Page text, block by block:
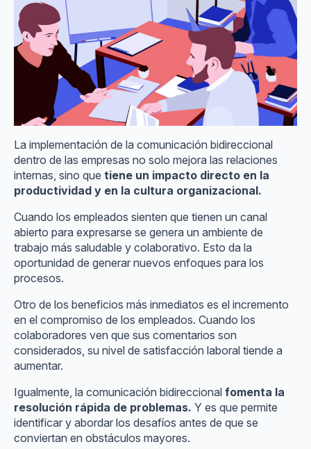
La implementación de la comunicación bidireccional
dentro de las empresas no solo mejora las relaciones
internas, sino que tiene un impacto directo en la
productividad y en la cultura organizacional.
Cuando los empleados sienten que tienen un canal
abierto para expresarse se genera un ambiente de
trabajo más saludable y colaborativo. Esto da la
oportunidad de generar nuevos enfoques para los
procesos.
Otro de los beneficios más inmediatos es el incremento
en el compromiso de los empleados. Cuando los
colaboradores ven que sus comentarios son
considerados, su nivel de satisfacción laboral tiende a
aumentar.
Igualmente, la comunicación bidireccional fomenta la
resolución rápida de problemas. Y es que permite
identificar y abordar los desafíos antes de que se
conviertan en obstáculos mayores.